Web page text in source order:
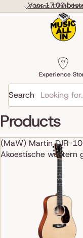
Voor 17:00
Voor 17:00
Experience
Search
Products
(MaW) Martin DJR-
Akoestische western